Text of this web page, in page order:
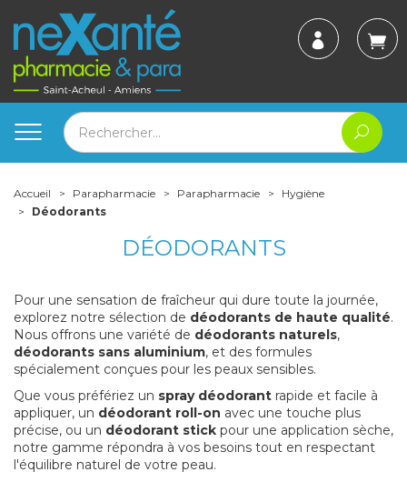
Accueil Parapharmacie Parapharmacie
Hygiène
Déodorants
DÉODORANTS
Pour une sensation de fraîcheur qui dure toute la journée,
explorez notre sélection de déodorants de haute qualité.
Nous offrons une variété de déodorants naturels,
déodorants sans aluminium, et des formules
spécialement conçues pour les peaux sensibles.
Que vous préfériez un spray déodorant rapide et facile à
appliquer, un déodorant roll-on avec une touche plus
précise, ou un déodorant stick pour une application sèche,
notre gamme répondra à vos besoins tout en respectant
l'équilibre naturel de votre peau.